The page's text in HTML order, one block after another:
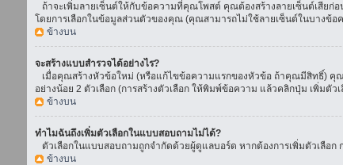
ถ้าจะเพิ่มลายเซ็นต์ให้กับข้อความที่คุณโพสต์ คุณต้องสร้างลายเซ็นต์เสีย
โดยการเลือกในข้อมูลส่วนตัวของคุณ (คุณสามารถไม่ใช้ลายเซ็นต์ในบางข้อ
ข้างบน
จะสร้างแบบสำรวจได้อย่างไร?
เมื่อคุณสร้างหัวข้อใหม่ (หรือแก้ไขข้อความแรกของหัวข้อ ถ้าคุณมีสิทธิ์) คุ
อย่างน้อย 2 ตัวเลือก (การสร้างตัวเลือก ให้พิมพ์ข้อความ แล้วคลิกปุ่ม เพิ่มตั
ข้างบน
ทำไมฉันถึงเพิ่มตัวเลือกในแบบสอบถามไม่ได้?
ตัวเลือกในแบบสอบถามถูกจำกัดด้วยผู้ดูแลบอร์ด หากต้องการเพิ่มตัวเลือ
ข้างบน